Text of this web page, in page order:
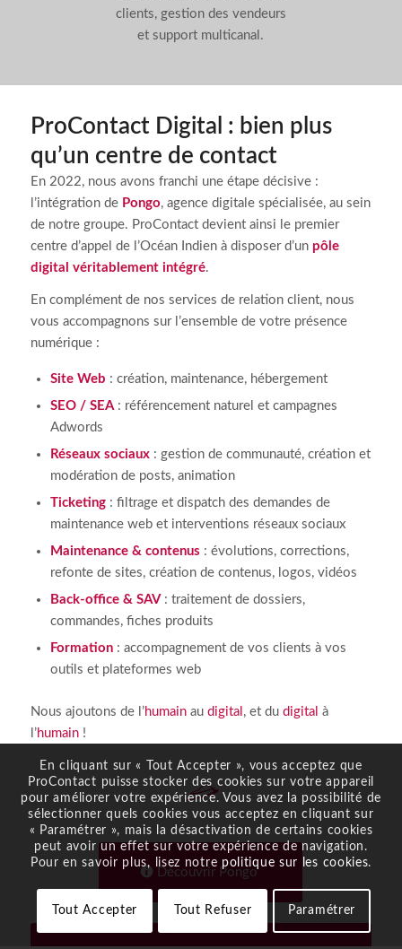
clients, gestion des vendeurs
et support multicanal.
ProContact Digital : bien plus
qu’un centre de contact
En 2022, nous avons franchi une étape décisive :
l’intégration de Pongo, agence digitale spécialisée, au sein
de notre groupe. ProContact devient ainsi le premier
centre d’appel de l’Océan Indien à disposer d’un pôle
digital véritablement intégré.
En complément de nos services de relation client, nous
vous accompagnons sur l’ensemble de votre présence
numérique :
Site Web : création, maintenance, hébergement
SEO / SEA: référencement naturel et campagnes
Adwords
Réseaux sociaux: gestion de communauté, création et
modération de posts, animation
Ticketing: filtrage et dispatch des demandes de
maintenance web et interventions réseaux sociaux
Maintenance & contenus : évolutions, corrections,
refonte de sites, création de contenus, logos, vidéos
Back-office & SAV: traitement de dossiers,
commandes, fiches produits
Formation: accompagnement de vos clients à vos
outils et plateformes web
Nous ajoutons de l’humainau digital , et du digital à
l’humain!
Découvrir Pongo
En cliquant sur « Tout Accepter », vous acceptez que
ProContact puisse stocker des cookies sur votre appareil
pour améliorer votre expérience. Vous avez la possibilité de
sélectionner quels cookies vous acceptez en cliquant sur
« Paramétrer », mais la désactivation de certains cookies
peut avoir un effet sur votre expérience de navigation.
Pour en savoir plus, lisez notre politique sur les cookies.
Tout Accepter Tout Refuser Paramétrer